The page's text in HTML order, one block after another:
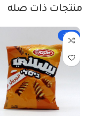
منتجات ذات صله
-29%